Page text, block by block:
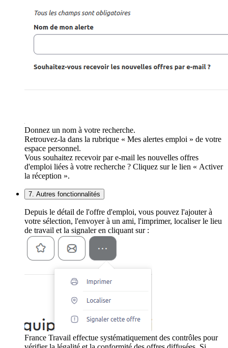
Donnez un nom à votre recherche.
Retrouvez-la dans la rubrique « Mes alertes emploi » de votre
espace personnel.
Vous souhaitez recevoir par e-mail les nouvelles offres
d'emploi liées à votre recherche ? Cliquez sur le lien « Activer
la réception ».
7. Autres fonctionnalités
Depuis le détail de l'offre d'emploi, vous pouvez l'ajouter à
votre sélection, l'envoyer à un ami, l'imprimer, localiser le lieu
de travail et la signaler en cliquant sur :
France Travail effectue systématiquement des contrôles pour